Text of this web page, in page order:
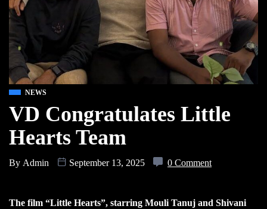
NEWS
VD Congratulates Little
Hearts Team
By Admin September 13, 2025 0 Comment
The film “Little Hearts”, starring Mouli Tanuj and Shivani